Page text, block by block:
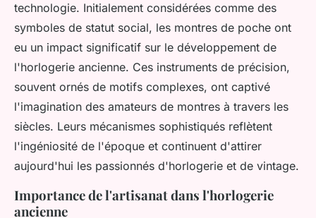
technologie. Initialement considérées comme des
symboles de statut social, les montres de poche ont
eu un impact significatif sur le développement de
l'horlogerie ancienne. Ces instruments de précision,
souvent ornés de motifs complexes, ont captivé
l'imagination des amateurs de montres à travers les
siècles. Leurs mécanismes sophistiqués reflètent
l'ingéniosité de l'époque et continuent d'attirer
aujourd'hui les passionnés d'horlogerie et de vintage.
Importance de l'artisanat dans l'horlogerie
ancienne